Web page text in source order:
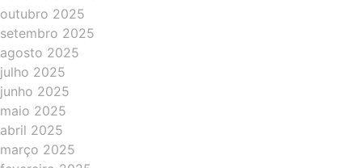
outubro 2025
setembro 2025
agosto 2025
julho 2025
junho 2025
maio 2025
abril 2025
março 2025